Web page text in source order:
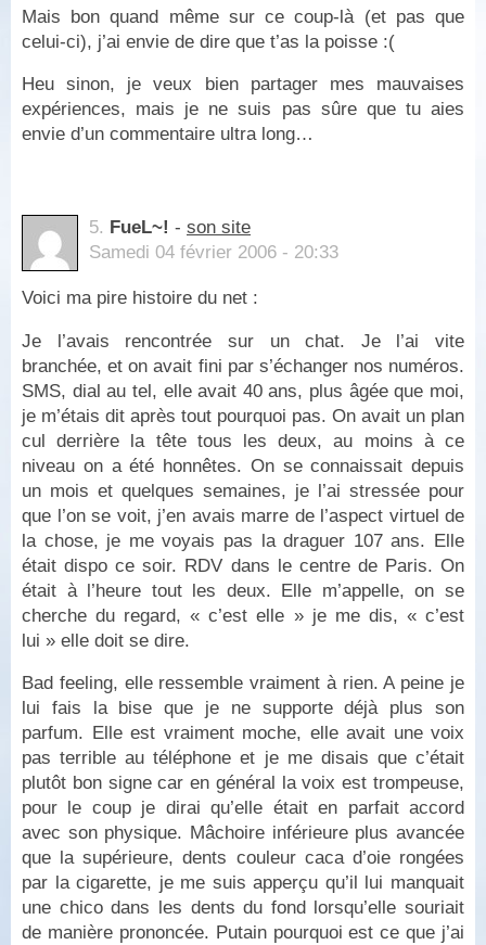
Mais bon quand même sur ce coup-là (et pas que
celui-ci), j’ai envie de dire que t’as la poisse :(
Heu sinon, je veux bien partager mes mauvaises
expériences, mais je ne suis pas sûre que tu aies
envie d’un commentaire ultra long…
5. FueL~! - son site
Samedi 04 février 2006 - 20:33
Voici ma pire histoire du net :
Je l’avais rencontrée sur un chat. Je l’ai vite
branchée, et on avait fini par s’échanger nos numéros.
SMS, dial au tel, elle avait 40 ans, plus âgée que moi,
je m’étais dit après tout pourquoi pas. On avait un plan
cul derrière la tête tous les deux, au moins à ce
niveau on a été honnêtes. On se connaissait depuis
un mois et quelques semaines, je l’ai stressée pour
que l’on se voit, j’en avais marre de l’aspect virtuel de
la chose, je me voyais pas la draguer 107 ans. Elle
était dispo ce soir. RDV dans le centre de Paris. On
était à l’heure tout les deux. Elle m’appelle, on se
cherche du regard, « c’est elle » je me dis, « c’est
lui » elle doit se dire.
Bad feeling, elle ressemble vraiment à rien. A peine je
lui fais la bise que je ne supporte déjà plus son
parfum. Elle est vraiment moche, elle avait une voix
pas terrible au téléphone et je me disais que c’était
plutôt bon signe car en général la voix est trompeuse,
pour le coup je dirai qu’elle était en parfait accord
avec son physique. Mâchoire inférieure plus avancée
que la supérieure, dents couleur caca d’oie rongées
par la cigarette, je me suis apperçu qu’il lui manquait
une chico dans les dents du fond lorsqu’elle souriait
de manière prononcée. Putain pourquoi est ce que j’ai